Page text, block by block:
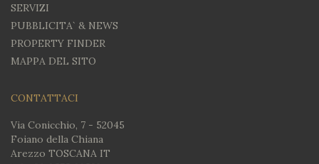
SERVIZI
PUBBLICITA` & NEWS
PROPERTY FINDER
MAPPA DEL SITO
CONTATTACI
Via Conicchio, 7 - 52045
Foiano della Chiana
Arezzo TOSCANA IT